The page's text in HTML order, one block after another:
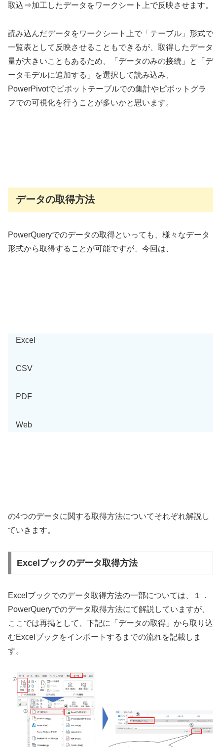
取込⇒加工したデータをワークシート上で反映させます。
読み込んだデータをワークシート上で「テーブル」形式で
一覧表として反映させることもできるが、取得したデータ
量が大きいこともあるため、「データのみの接続」と「デ
ータモデルに追加する」を選択して読み込み、
PowerPivotでピボットテーブルでの集計やピボットグラ
フでの可視化を行うことが多いかと思います。
データの取得方法
PowerQueryでのデータの取得といっても、様々なデータ
形式から取得することが可能ですが、今回は、
Excel
CSV
PDF
Web
の4つのデータに関する取得方法についてそれぞれ解説し
ていきます。
Excelブックのデータ取得方法
Excelブックでのデータ取得方法の一部については、１．
PowerQueryでのデータ取得方法にて解説していますが、
ここでは再掲として、下記に「データの取得」から取り込
むExcelブックをインポートするまでの流れを記載しま
す。